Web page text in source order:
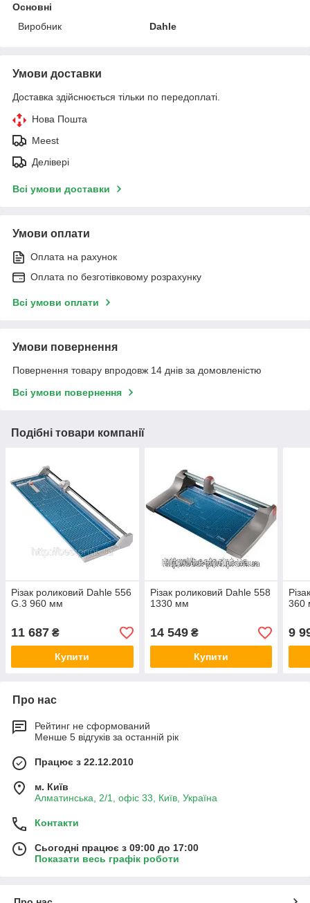
Основні
Виробник
Dahle
Умови доставки
Доставка здійснюється тільки по передоплаті.
Нова Пошта
Meest
Делівері
Всі умови доставки
Умови оплати
Оплата на рахунок
Оплата по безготівковому розрахунку
Всі умови оплати
Умови повернення
Повернення товару впродовж 14 днів за домовленістю
Всі умови повернення
Подібні товари компанії
Різак роликовий Dahle 556
G.3 960 мм
11 687 ₴
Купити
Різак роликовий Dahle 558
1330 мм
14 549₴
Купити
360
9
Про нас
Рейтинг не сформований
Менше 5 відгуків за останній рік
Працює з 22.12.2010
м. Київ
Алматинська, 2/1, офіс 33, Київ, Україна
Контакти
Сьогодні працює з 09:00 до 17:00
Показати весь графік роботи